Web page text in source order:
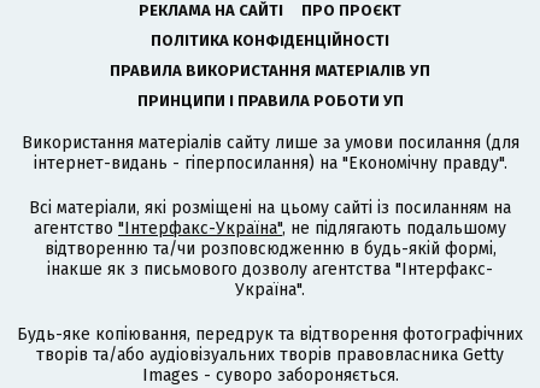
РЕКЛАМА НА САЙТІ
ПРО ПРОЄКТ
ПОЛІТИКА КОНФІДЕНЦІЙНОСТІ
ПРАВИЛА ВИКОРИСТАННЯ МАТЕРІАЛІВ УП
ПРИНЦИПИ І ПРАВИЛА РОБОТИ УП
Використання матеріалів сайту лише за умови посилання (для
інтернет-видань - гіперпосилання) на "Економічну правду".
Всі матеріали, які розміщені на цьому сайті із посиланням на
агентство "Інтерфакс-Україна", не підлягають подальшому
відтворенню та/чи розповсюдженню в будь-якій формі,
інакше як з письмового дозволу агентства "Інтерфакс-
Україна".
Будь-яке копіювання, передрук та відтворення фотографічних
творів та/або аудіовізуальних творів правовласника Getty
Images - суворо забороняється.